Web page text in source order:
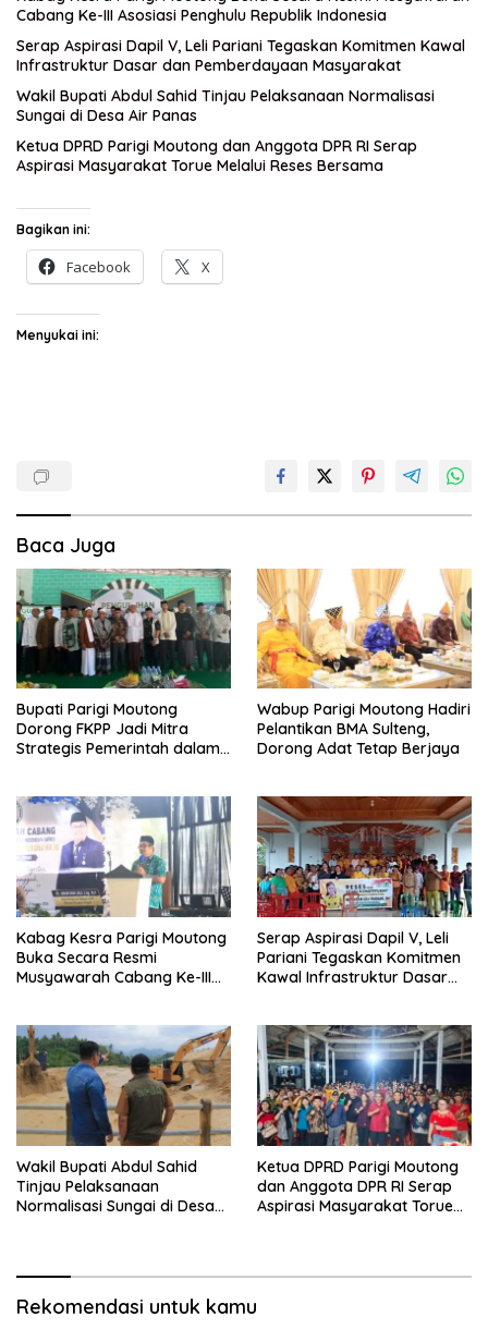
Cabang Ke-III Asosiasi Penghulu Republik Indonesia
Serap Aspirasi Dapil V, Leli Pariani Tegaskan Komitmen Kawal
Infrastruktur Dasar dan Pemberdayaan Masyarakat
Wakil Bupati Abdul Sahid Tinjau Pelaksanaan Normalisasi
Sungai di Desa Air Panas
Ketua DPRD Parigi Moutong dan Anggota DPR RI Serap
Aspirasi Masyarakat Torue Melalui Reses Bersama
Bagikan ini:
Facebook X
Menyukai ini:
Baca Juga
Bupati Parigi Moutong
Dorong FKPP Jadi Mitra
Strategis Pemerintah dalam
Wabup Parigi Moutong Hadiri
Pelantikan BMA Sulteng,
Dorong Adat Tetap Berjaya
Kabag Kesra Parigi Moutong
Buka Secara Resmi
Musyawarah Cabang Ke-III
Serap Aspirasi Dapil V, Leli
Pariani Tegaskan Komitmen
Kawal Infrastruktur Dasar
Wakil Bupati Abdul Sahid
Tinjau Pelaksanaan
Normalisasi Sungai di Desa
Ketua DPRD Parigi Moutong
dan Anggota DPR RI Serap
Aspirasi Masyarakat Torue
Rekomendasi untuk kamu